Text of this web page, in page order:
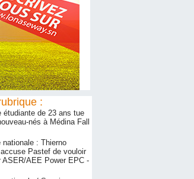
:
étudiante de 23 ans tue
nés à Médina Fall
nationale : Thierno
Pastef de vouloir
AEE Power EPC -